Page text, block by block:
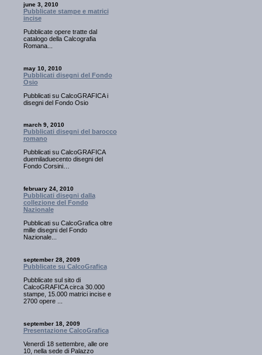
june 3, 2010
Pubblicate stampe e matrici
incise
Pubblicate opere tratte dal
catalogo della Calcografia
Romana...
may 10, 2010
Pubblicati disegni del Fondo
Osio
Pubblicati su CalcoGRAFICA i
disegni del Fondo Osio
march 9, 2010
Pubblicati disegni del barocco
romano
Pubblicati su CalcoGRAFICA
duemiladuecento disegni del
Fondo Corsini…
february 24, 2010
Pubblicati disegni dalla
collezione del Fondo
Nazionale
Pubblicati su CalcoGrafica oltre
mille disegni del Fondo
Nazionale...
september 28, 2009
Pubblicate su CalcoGrafica
Pubblicate sul sito di
CalcoGRAFICA circa 30.000
stampe, 15.000 matrici incise e
2700 opere ...
september 18, 2009
Presentazione CalcoGrafica
Venerdì 18 settembre, alle ore
10, nella sede di Palazzo